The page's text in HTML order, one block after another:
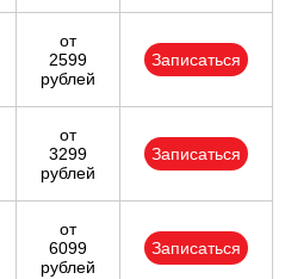
от
2599
рублей
Записаться
от
3299
рублей
Записаться
от
6099
рублей
Записаться